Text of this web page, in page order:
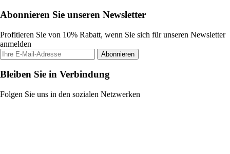
Abonnieren Sie unseren Newsletter
Profitieren Sie von 10% Rabatt, wenn Sie sich für unseren Newsletter
anmelden
Abonnieren
Bleiben Sie in Verbindung
Folgen Sie uns in den sozialen Netzwerken